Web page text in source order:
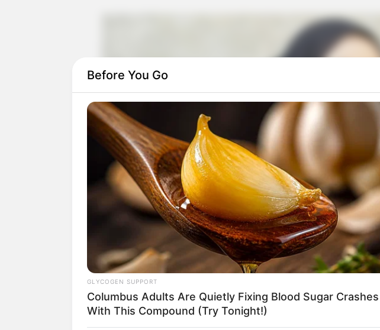
Before You Go
GLYCOGEN SUPPORT
Columbus Adults Are Quietly Fixing Blood Sugar Crashes
With This Compound (Try Tonight!)